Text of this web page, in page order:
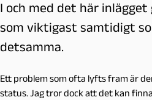
I och med det här
som viktigast samtidigt
detsamma.
Ett problem som ofta lyfts fram är
status. Jag tror dock att det kan